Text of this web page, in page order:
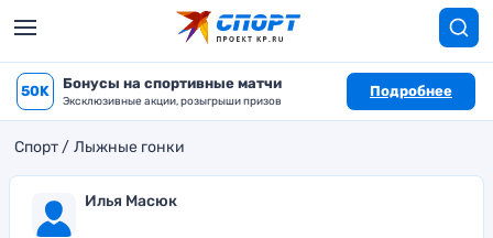
50K Бонусы на спортивные матчи
Эксклюзивные акции, розыгрыши призов
Подробнее
Спорт Лыжные гонки
Илья Масюк